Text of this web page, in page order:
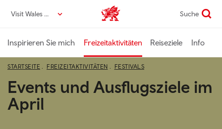
zumVisit Wales DE VisitWales home Suche
Inspirieren Sie mich Freizeitaktivitäten Reiseziele Info
STARTSEITE FREIZEITAKTIVITÄTEN FESTIVALS
Events und Ausflugsziele im
April